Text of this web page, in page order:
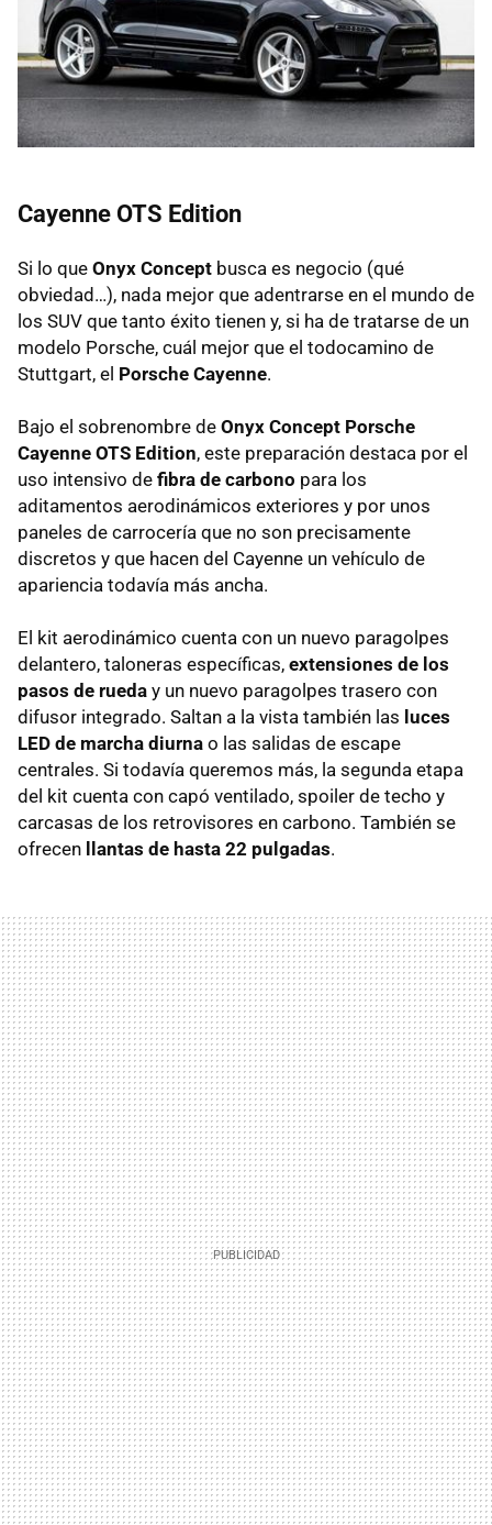
Cayenne OTS Edition
Si lo que Onyx Concept busca es negocio (qué
obviedad…), nada mejor que adentrarse en el mundo de
los SUV que tanto éxito tienen y, si ha de tratarse de un
modelo Porsche, cuál mejor que el todocamino de
Stuttgart, el Porsche Cayenne.
Bajo el sobrenombre de Onyx Concept Porsche
Cayenne OTS Edition, este preparación destaca por el
uso intensivo de fibra de carbono para los
aditamentos aerodinámicos exteriores y por unos
paneles de carrocería que no son precisamente
discretos y que hacen del Cayenne un vehículo de
apariencia todavía más ancha.
El kit aerodinámico cuenta con un nuevo paragolpes
delantero, taloneras específicas, extensiones de los
pasos de rueda y un nuevo paragolpes trasero con
difusor integrado. Saltan a la vista también las luces
LED de marcha diurna o las salidas de escape
centrales. Si todavía queremos más, la segunda etapa
del kit cuenta con capó ventilado, spoiler de techo y
carcasas de los retrovisores en carbono. También se
ofrecen
llantas de hasta 22 pulgadas.